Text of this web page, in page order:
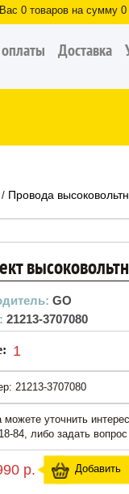
0 товаров на сумму 0
Доставка
/ Провода
GO
21213-3707080
1
21213-3707080
можете уточнить
84, либо задать
р. Добавить